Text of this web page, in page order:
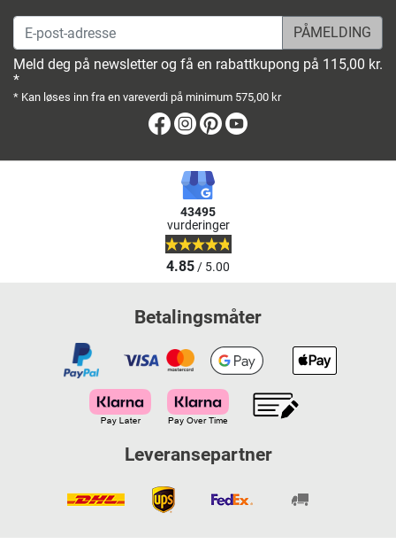
E-post-adresse
Meld deg på newsletter og få en rabattkupong på 115,00 kr.
*
* Kan løses inn fra en vareverdi på minimum 575,00 kr
Facebook
Instagram
Pinterest
43495
vurderinger
4.85/ 5.00
Betalingsmåter
Leveransepartner